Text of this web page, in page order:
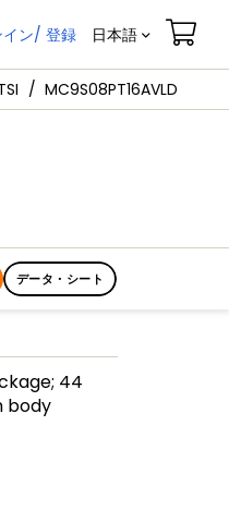
イン/ 登録 日本語
MC9S08PT16AVLD
データ・シート
44
body